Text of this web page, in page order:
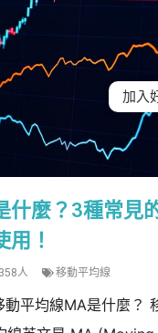
什麼？3種常見
用！
人 移動平均線
動平均線MA是什麼？
加入